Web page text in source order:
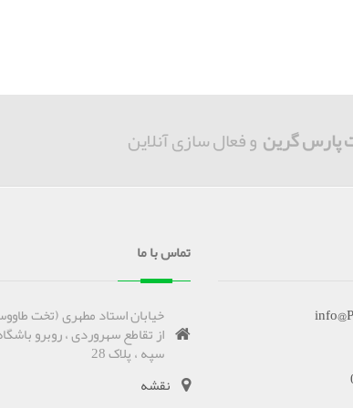
گرین و فعال سازی آنلاین
تماس با ما
خیابان استاد مطهری (تخت
از تقاطع سهروردی ، روبرو
سپه ، پلاک 28
نقشه